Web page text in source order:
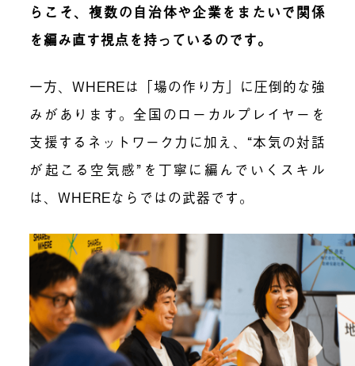
らこそ、複数の自治体や企業をまたいで関係
を編み直す視点を持っているのです。
一方、WHEREは「場の作り方」に圧倒的な強
みがあります。全国のローカルプレイヤーを
支援するネットワーク力に加え、“本気の対話
が起こる空気感”を丁寧に編んでいくスキル
は、WHEREならではの武器です。